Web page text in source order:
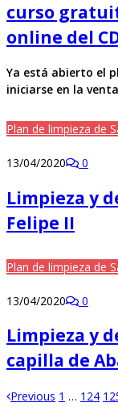
curso
online del
Ya está abierto el
iniciarse en la
Plan de limpieza de
13/04/2020 0
Limpieza y
Felipe II
Plan de limpieza de
13/04/2020 0
Limpieza y
capilla de
Previous 1 … 124